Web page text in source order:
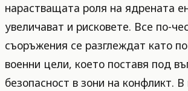
нарастващата роля на ядрената
увеличават и рисковете. Все по-
съоръжения се разглеждат като
военни цели, което поставя под
безопасност в зони на конфликт. В